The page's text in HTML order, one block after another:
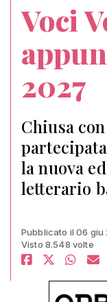
Voci
2027
Chiusa
la nuova
letterario
Pubblicato il 06 giu
Visto 8.548 volte